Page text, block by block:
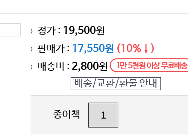
> 정가 : 19,500원
> 판매가 : 17,550원 (10%↓)
> 배송비 : 2,800원 1만 5천원 이상 무료배송
배송/교환/환불 안내
종이책